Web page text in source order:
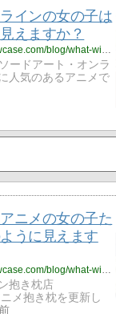
インの女の子は
えますか？
https://www.dakimakurapillowcase.com/blog/what-will-the-girls-from-sao-anime-on-body-pillows-look-like/
ードアート・オンラ
人気のあるアニメで
ニメの女の子た
うに見えます
https://www.dakimakurapillowcase.com/blog/what-will-the-sexy-anime-girls-of-ikki-tousen-on-body-pillows-look-like/
抱き枕店
メ抱き枕を更新し